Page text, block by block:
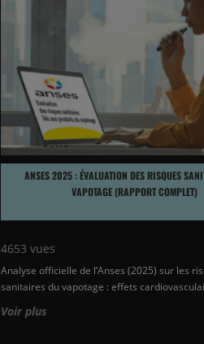
ANSES 2025 : ÉVALUATION DES RISQUES
VAPOTAGE (RAPPORT COMPLET)
4653vues
Analyse officielle de l’Anses (2025) sur les
sanitaires du vapotage : effets
Voir plus